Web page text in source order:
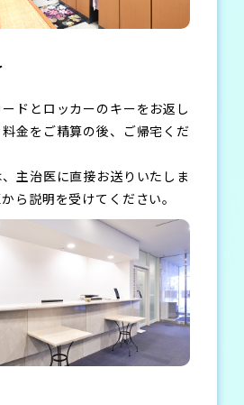
ドとロッカーのキーをお返し
料金をご精算の後、ご帰宅くだ
主治医に直接お送りいたしま
ら説明を受けてください。